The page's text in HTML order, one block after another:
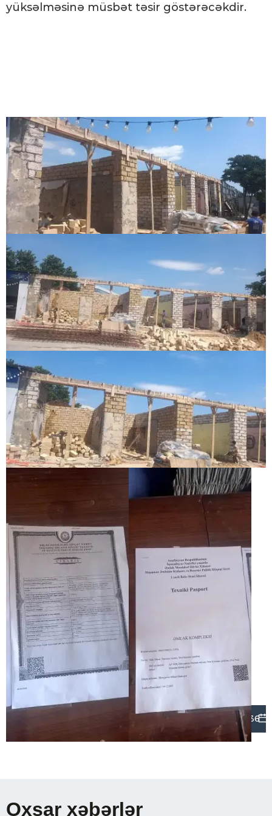
yüksəlməsinə müsbət təsir göstərəcəkdir.
236
Oxşar xəbərlər